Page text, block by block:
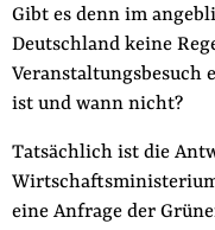
Gibt es denn im
Deutschland keine
ist und wann nicht?
Tatsächlich ist die
eine Anfrage der